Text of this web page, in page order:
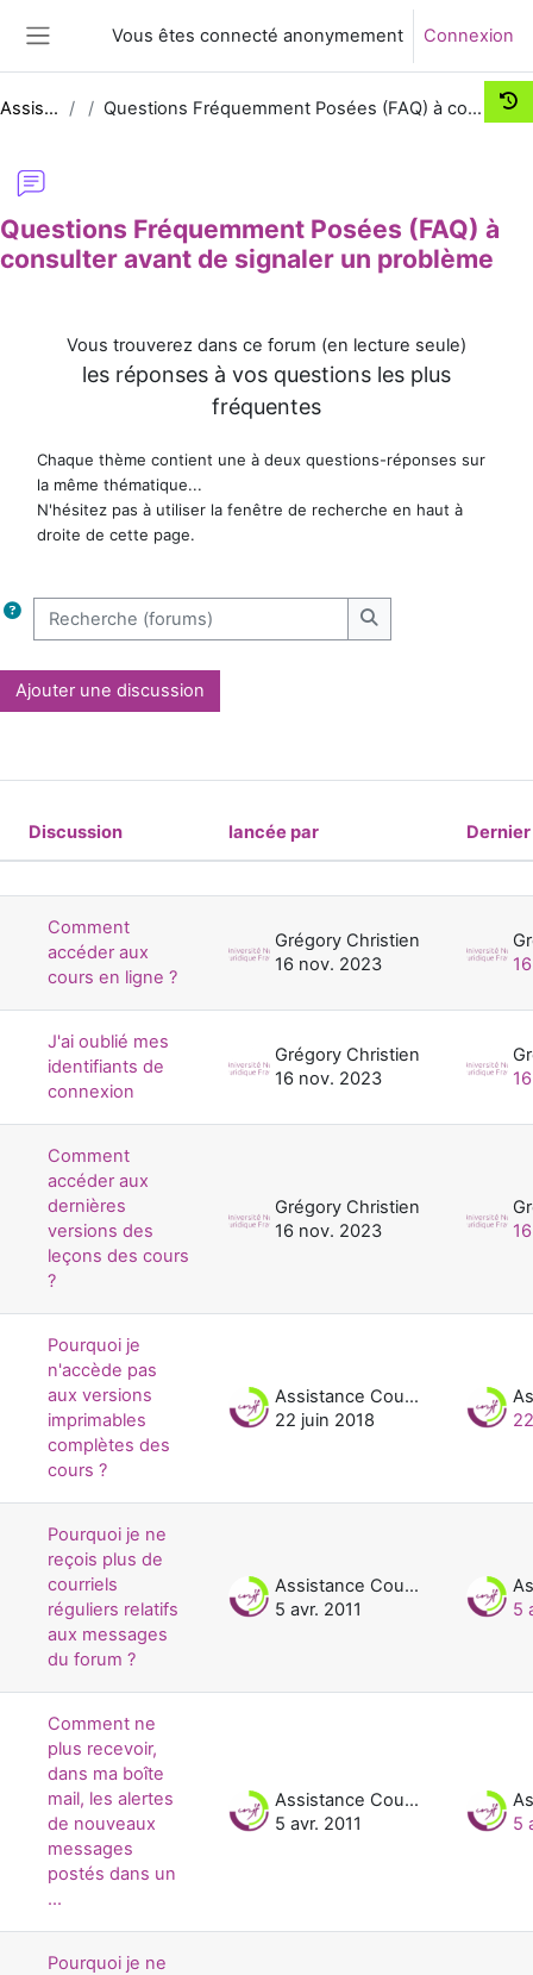
Vous êtes connecté anonymement Connexion
Assist-UNJF Questions Fréquemment Posées (FAQ) à consulter avant de signaler un problème
Questions Fréquemment Posées (FAQ) à
consulter avant de signaler un problème
Vous trouverez dans ce forum (en lecture seule)
les réponses à vos questions les plus
fréquentes
Chaque thème contient une à deux questions-réponses sur
la même thématique...
N'hésitez pas à utiliser la fenêtre de recherche en haut à
droite de cette page.
Recherche (forums)
Recherche (forums)
Ajouter une discussion
Statut
Discussion lancée par
Comment
accéder aux
cours en ligne ?
Grégory Christien
16 nov. 2023
J'ai oublié mes
identifiants de
connexion
Grégory Christien
16 nov. 2023
Comment
accéder aux
dernières
versions des
leçons des cours
?
Grégory Christien
16 nov. 2023
Pourquoi je
n'accède pas
aux versions
imprimables
complètes des
cours ?
Assistance Cours UNJF
22 juin 2018
Pourquoi je ne
reçois plus de
courriels
réguliers relatifs
aux messages
du forum ?
Assistance Cours UNJF
5 avr. 2011
5
Comment ne
plus recevoir,
dans ma boîte
mail, les alertes
de nouveaux
messages
postés dans un
...
Assistance Cours UNJF
5 avr. 2011
5
Pourquoi je ne